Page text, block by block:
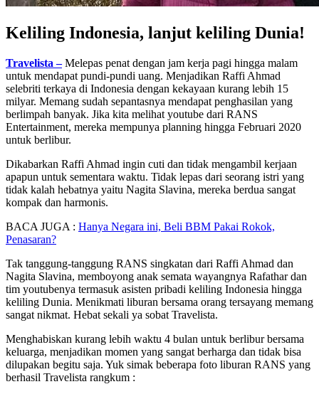
Keliling Indonesia, lanjut keliling Dunia!
Travelista –Melepas penat dengan jam kerja pagi hingga malam
untuk mendapat pundi-pundi uang. Menjadikan Raffi Ahmad
selebriti terkaya di Indonesia dengan kekayaan kurang lebih 15
milyar. Memang sudah sepantasnya mendapat penghasilan yang
berlimpah banyak. Jika kita melihat youtube dari RANS
Entertainment, mereka mempunya planning hingga Februari 2020
untuk berlibur.
Dikabarkan Raffi Ahmad ingin cuti dan tidak mengambil kerjaan
apapun untuk sementara waktu. Tidak lepas dari seorang istri yang
tidak kalah hebatnya yaitu Nagita Slavina, mereka berdua sangat
kompak dan harmonis.
BACA JUGA : Hanya Negara ini, Beli BBM Pakai Rokok,
Penasaran?
Tak tanggung-tanggung RANS singkatan dari Raffi Ahmad dan
Nagita Slavina, memboyong anak semata wayangnya Rafathar dan
tim youtubenya termasuk asisten pribadi keliling Indonesia hingga
keliling Dunia. Menikmati liburan bersama orang tersayang memang
sangat nikmat. Hebat sekali ya sobat Travelista.
Menghabiskan kurang lebih waktu 4 bulan untuk berlibur bersama
keluarga, menjadikan momen yang sangat berharga dan tidak bisa
dilupakan begitu saja. Yuk simak beberapa foto liburan RANS yang
berhasil Travelista rangkum :